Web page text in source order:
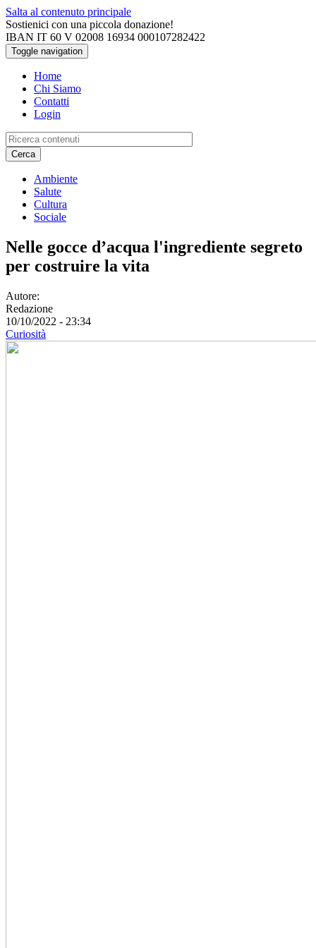
Salta al contenuto principale
Sostienici con una piccola donazione!
IBAN IT 60 V 02008 16934 000107282422
Toggle navigation
Home
Chi Siamo
Contatti
Login
Cerca
Ambiente
Salute
Cultura
Sociale
Nelle gocce d’acqua l'ingrediente segreto
per costruire la vita
Autore:
Redazione
10/10/2022 - 23:34
Curiosità